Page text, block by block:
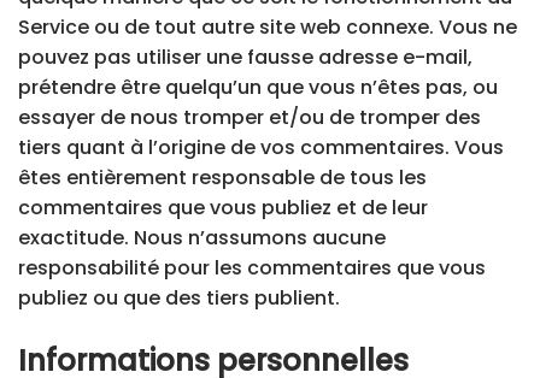
Service ou de tout autre site web connexe. Vous ne
pouvez pas utiliser une fausse adresse e-mail,
prétendre être quelqu’un que vous n’êtes pas, ou
essayer de nous tromper et/ou de tromper des
tiers quant à l’origine de vos commentaires. Vous
êtes entièrement responsable de tous les
commentaires que vous publiez et de leur
exactitude. Nous n’assumons aucune
responsabilité pour les commentaires que vous
publiez ou que des tiers publient.
Informations personnelles